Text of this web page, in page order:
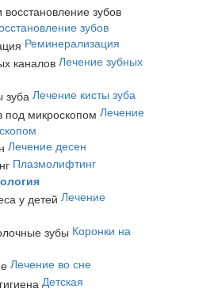
зубов
Реминерализация
Лечение зубных
Лечение кисты зуба
Лечение
Лечение десен
Плазмолифтинг
Лечение
Коронки на
Лечение во сне
Детская